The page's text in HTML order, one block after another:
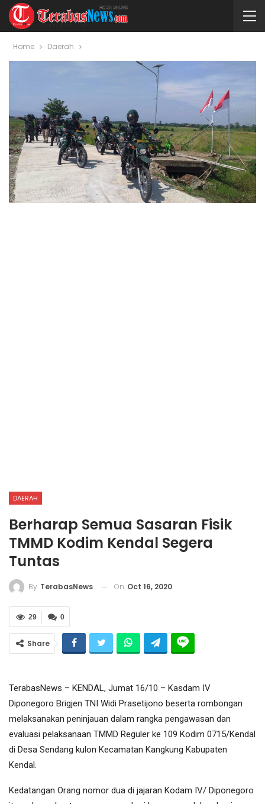
Home Daerah
DAERAH
Berharap Semua Sasaran Fisik
TMMD Kodim Kendal Segera
Tuntas
By TerabasNews On Oct 16, 2020
0
29
Share
TerabasNews – KENDAL, Jumat 16/10 – Kasdam IV
Diponegoro Brigjen TNI Widi Prasetijono beserta rombongan
melaksanakan peninjauan dalam rangka pengawasan dan
evaluasi pelaksanaan TMMD Reguler ke 109 Kodim 0715/Kendal
di Desa Sendang kulon Kecamatan Kangkung Kabupaten
Kendal.
Kedatangan Orang nomor dua di jajaran Kodam IV/ Diponegoro